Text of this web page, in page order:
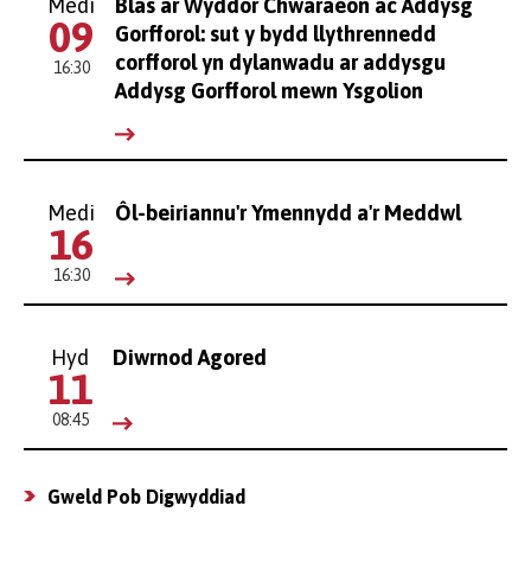
Medi
09
16:30
Blas ar Wyddor Chwaraeon ac Addysg
Gorfforol: sut y bydd llythrennedd
corfforol yn dylanwadu ar addysgu
Addysg Gorfforol mewn Ysgolion
Medi
16
16:30
Ôl-beiriannu'r Ymennydd a'r Meddwl
Hyd
11
08:45
Diwrnod Agored
Gweld Pob Digwyddiad